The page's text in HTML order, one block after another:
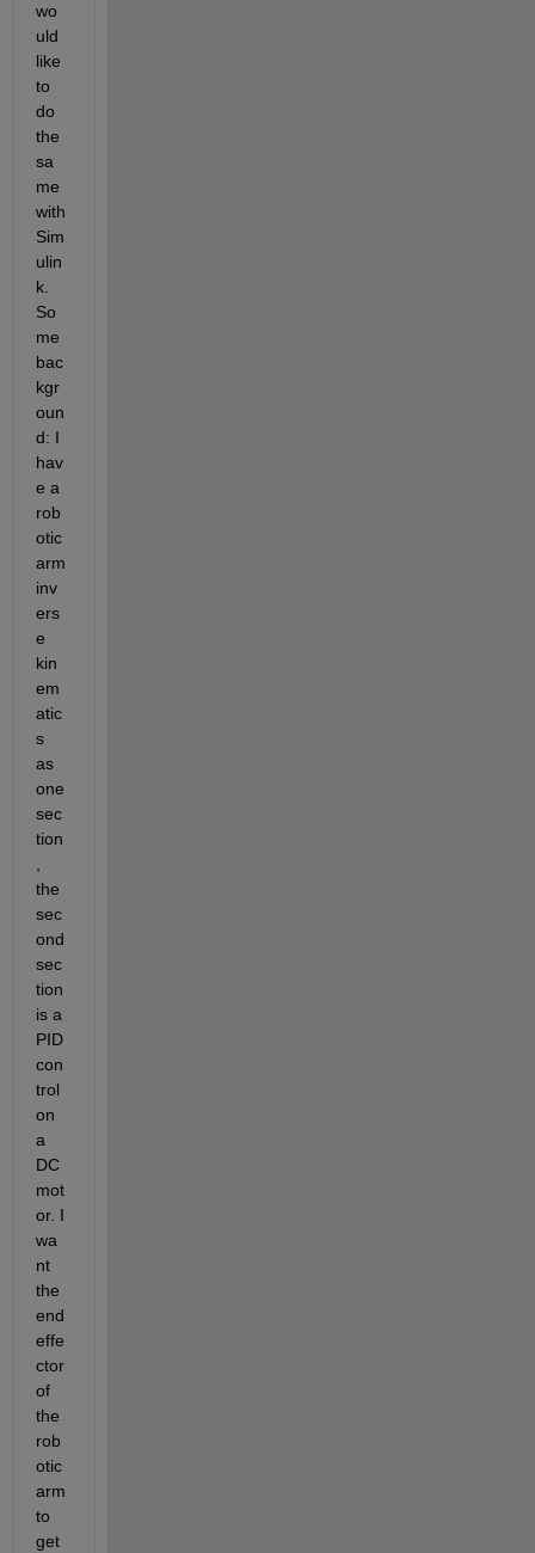
wo
uld
like
to
do
the
sa
me
with
Sim
ulin
k.
So
me
bac
kgr
oun
d: I
hav
e a
rob
otic
arm
inv
ers
e
kin
em
atic
s
as
one
sec
tion
the
sec
ond
sec
tion
is a
PID
con
trol
on
a
DC
mot
or. I
wa
nt
the
end
effe
ctor
of
the
rob
otic
arm
to
get